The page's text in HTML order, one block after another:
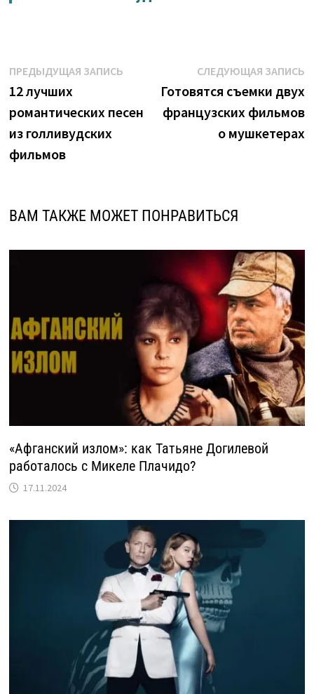
Навигация
по
записям
ПРЕДЫДУЩАЯ ЗАПИСЬПредыдущая
запись:
12 лучших
романтических песен
из голливудских
фильмов
СЛЕДУЮЩАЯ ЗАПИСЬ
Готовятся съемки двух
французских фильмов
о мушкетерах
ВАМ ТАКЖЕ МОЖЕТ ПОНРАВИТЬСЯ
«Афганский излом»: как Татьяне Догилевой
работалось с Микеле Плачидо?
17.11.2024